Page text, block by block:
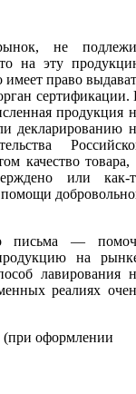
не
то на эту
право
сертификации.
продукция
декларированию
качество товара,
или как-
письма —
на
лавирования
реалиях
(при оформлении